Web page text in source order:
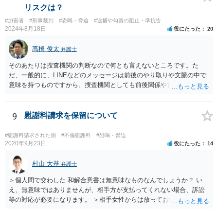
は，恐喝罪（犯罪）が成立すると考えられます。 重要なことは， １
相手方に対して「お金を返す」という約束をしないこと。贈与である
と言い張ること ２ 相手方に対して「あなたのやっていることは恐喝
です」と伝えること です。 上記をご自身で行うのは難しいかもしれま
せんから，弁護士に相談して，代わりにやってもらったほうが良いで
しょう。
リスクは？
#加害者 #刑事裁判 #恐喝・脅迫 #逮捕や勾留の阻止・準抗告
2024年8月18日 役にたった 20
髙橋 俊太 弁護士
そのあたりは捜査機関の判断なので何とも言えないところです。た
だ、一般的に、LINEなどのメッセージは前後のやり取りや文脈の中で
意味を持つものですから、捜査機関としても前後関係や背景について
9 慰謝料請求を保留について
#慰謝料請求された側 #不倫慰謝料 #恐喝・脅迫
2020年9月23日 役にたった 14
村山 大基 弁護士
＞個人間で交わした 和解合意書は無意味なものなんでしょうか？ い
え、無意味ではありませんが、相手方が支払ってくれない場合、訴訟
等の対応が必要になります。 ＞相手女性からは放っておいたら 慰謝料